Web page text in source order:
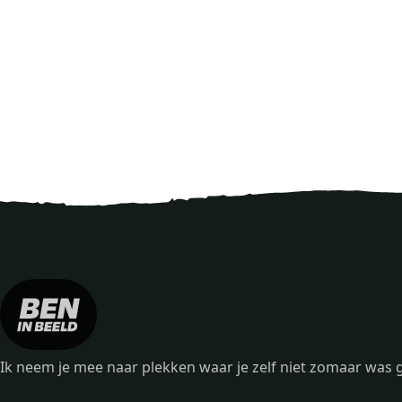
Ik neem je mee naar plekken waar je zelf niet zomaar was